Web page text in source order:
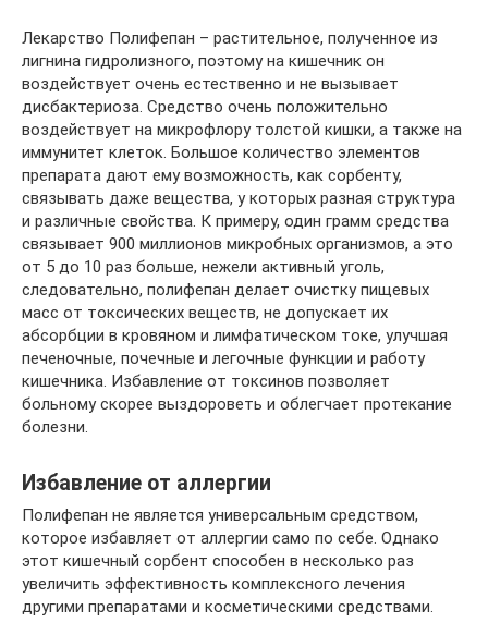
Лекарство Полифепан – растительное, полученное из
лигнина гидролизного, поэтому на кишечник он
воздействует очень естественно и не вызывает
дисбактериоза. Средство очень положительно
воздействует на микрофлору толстой кишки, а также на
иммунитет клеток. Большое количество элементов
препарата дают ему возможность, как сорбенту,
связывать даже вещества, у которых разная структура
и различные свойства. К примеру, один грамм средства
связывает 900 миллионов микробных организмов, а это
от 5 до 10 раз больше, нежели активный уголь,
следовательно, полифепан делает очистку пищевых
масс от токсических веществ, не допускает их
абсорбции в кровяном и лимфатическом токе, улучшая
печеночные, почечные и легочные функции и работу
кишечника. Избавление от токсинов позволяет
больному скорее выздороветь и облегчает протекание
болезни.
Избавление от аллергии
Полифепан не является универсальным средством,
которое избавляет от аллергии само по себе. Однако
этот кишечный сорбент способен в несколько раз
увеличить эффективность комплексного лечения
другими препаратами и косметическими средствами.